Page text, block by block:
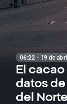
06:22 · 19 de
El cacao
datos
del